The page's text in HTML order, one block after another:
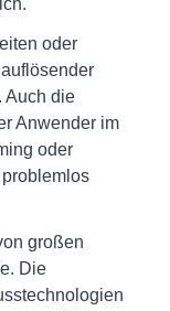
oder
Auch die
Anwender im
oder
großen
Die